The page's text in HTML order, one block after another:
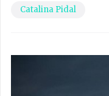
Catalina Pidal